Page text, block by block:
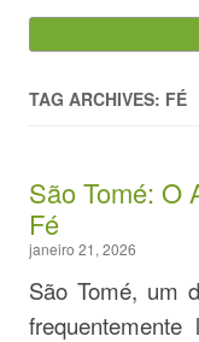
TAG ARCHIVES: FÉ
São Tomé: O
Fé
janeiro 21, 2026
São Tomé, um